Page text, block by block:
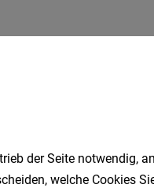
der Seite notwendig,
welche Cookies